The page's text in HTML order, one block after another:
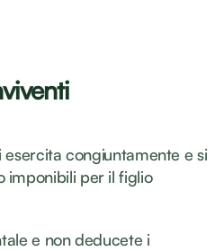
esercita congiuntamente e si
imponibili per il figlio
e non deducete i